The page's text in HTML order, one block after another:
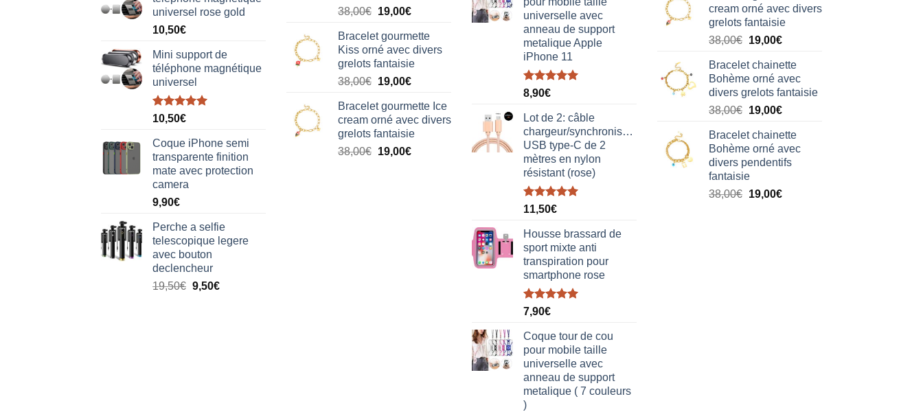
universel rose gold
10,50€
Mini support de
téléphone magnétique
universel
Note5.00
sur 5
10,50€
Coque iPhone semi
transparente finition
mate avec protection
camera
9,90€
Perche a selfie
telescopique legere
avec bouton
declencheur
19,50€ 9,50€
38,00€ Le
initial
était :
38,00€.
19,00€Le
actuel
est :
19,00€.
Bracelet gourmette
Kiss orné avec divers
grelots fantaisie
38,00€ Le
initial
était :
38,00€.
19,00€Le
actuel
est :
19,00€.
Bracelet gourmette Ice
cream orné avec divers
grelots fantaisie
38,00€ Le
19,00€Le
universelle avec
anneau de support
metalique Apple
iPhone 11
Note5.00
sur 5
8,90€
Lot de 2: câble
chargeur/synchronisation
USB type-C de 2
mètres en nylon
résistant (rose)
Note5.00
sur 5
11,50€
Housse brassard de
sport mixte anti
transpiration pour
smartphone rose
Note5.00
sur 5
7,90€
Coque tour de cou
pour mobile taille
universelle avec
anneau de support
metalique ( 7 couleurs
)
était :
38,00€.
est :
19,00€.
cream orné avec divers
grelots fantaisie
38,00€ Le
initial
était :
38,00€.
19,00€Le
actuel
est :
19,00€.
Bracelet chainette
Bohème orné avec
divers grelots fantaisie
38,00€ Le
initial
était :
38,00€.
19,00€Le
actuel
est :
19,00€.
Bracelet chainette
Bohème orné avec
divers pendentifs
fantaisie
38,00€ Le
19,00€Le